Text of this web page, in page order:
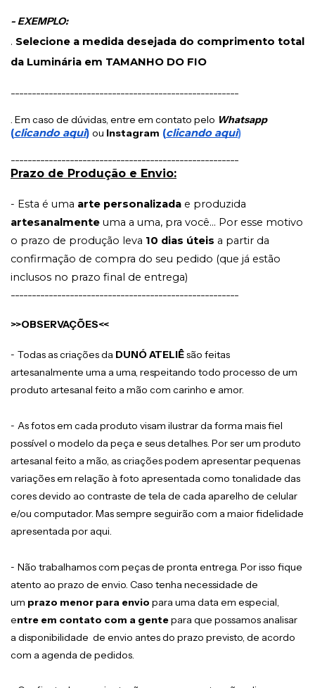
- EXEMPLO:
. Selecione a medida desejada do comprimento total
da Luminária em TAMANHO DO FIO
------------------------------------------------------
. Em caso de dúvidas, entre em contato pelo Whatsapp
(clicando aqui) ou Instagram (clicando aqui)
------------------------------------------------------
Prazo de Produção e Envio:
- Esta é uma arte personalizada e produzida
artesanalmente uma a uma, pra você... Por esse motivo
o prazo de produção leva 10 dias úteis a partir da
confirmação de compra do seu pedido (que já estão
inclusos no prazo final de entrega)
------------------------------------------------------
>>OBSERVAÇÕES<<
- Todas as criações da DUNÓ ATELIÊsão feitas
artesanalmente uma a uma, respeitando todo processo de um
produto artesanal feito a mão com carinho e amor.
- As fotos em cada produto visam ilustrar da forma mais fiel
possível o modelo da peça e seus detalhes. Por ser um produto
artesanal feito a mão, as criações podem apresentar pequenas
variações em relação à foto apresentada como tonalidade das
cores devido ao contraste de tela de cada aparelho de celular
e/ou computador. Mas sempre seguirão com a maior fidelidade
apresentada por aqui.
- Não trabalhamos com peças de pronta entrega. Por isso fique
atento ao prazo de envio. Caso tenha necessidade de
um prazo menor para envio para uma data em especial,
entre em contato com a gentepara que possamos analisar
a disponibilidade de envio antes do prazo previsto, de acordo
com a agenda de pedidos.